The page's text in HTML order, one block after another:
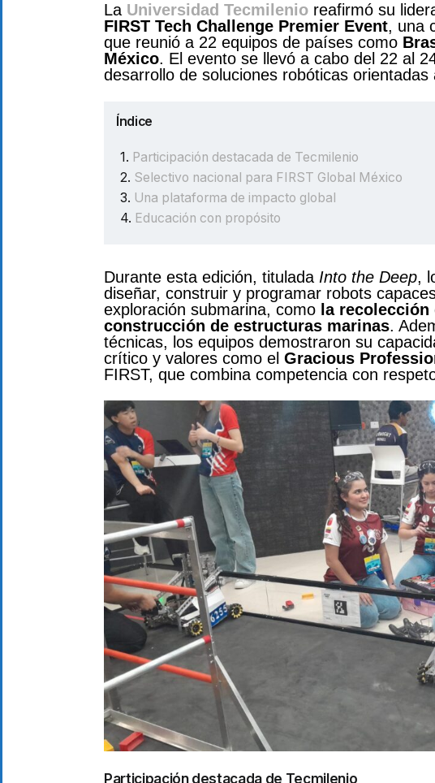
La Universidad Tecmilenio reafirmó su
FIRST Tech Challenge Premier Event, una
que reunió a 22 equipos de países como
México. El evento se llevó a cabo del 22 al
desarrollo de soluciones robóticas orientadas
Índice
Participación destacada de Tecmilenio
Selectivo nacional para FIRST Global México
Una plataforma de impacto global
Educación con propósito
Durante esta edición, titulada Into the Deep,
diseñar, construir y programar robots
exploración submarina, como la
construcción de estructuras marinas.
técnicas, los equipos demostraron su
crítico y valores como el Gracious
FIRST, que combina competencia con
Participación destacada de Tecmilenio